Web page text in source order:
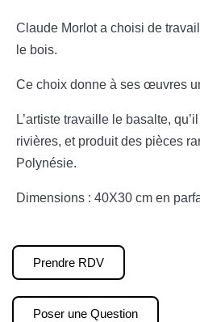
Claude Morlot a choisi de
le bois.
Ce choix donne à ses œuvres
L’artiste travaille le basalte,
rivières, et produit des pièces
Polynésie.
Dimensions : 40X30 cm en
Prendre RDV
Poser une Question